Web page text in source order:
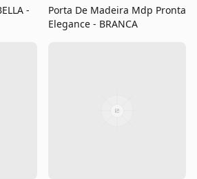
Porta De Madeira Mdp Pronta
Elegance - BRANCA